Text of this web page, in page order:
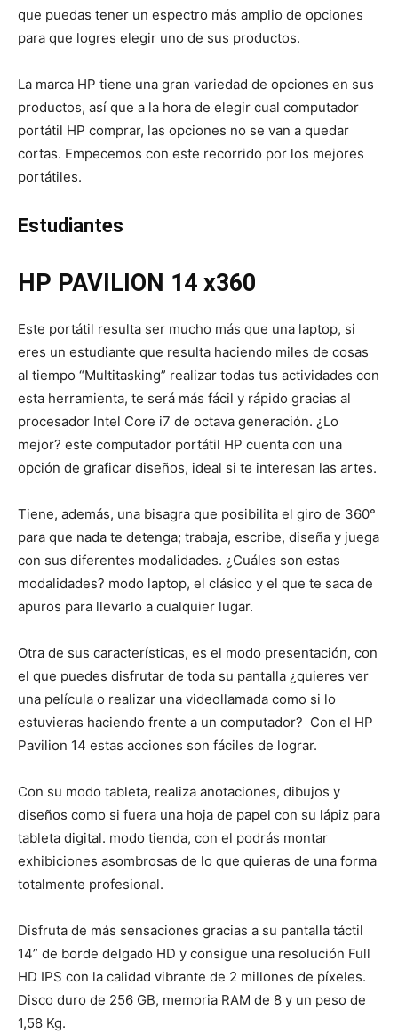
que puedas tener un espectro más amplio de opciones
para que logres elegir uno de sus productos.
La marca HP tiene una gran variedad de opciones en sus
productos, así que a la hora de elegir cual computador
portátil HP comprar, las opciones no se van a quedar
cortas. Empecemos con este recorrido por los mejores
portátiles.
Estudiantes
HP PAVILION 14 x360
Este portátil resulta ser mucho más que una laptop, si
eres un estudiante que resulta haciendo miles de cosas
al tiempo “Multitasking” realizar todas tus actividades con
esta herramienta, te será más fácil y rápido gracias al
procesador Intel Core i7 de octava generación. ¿Lo
mejor? este computador portátil HP cuenta con una
opción de graficar diseños, ideal si te interesan las artes.
Tiene, además, una bisagra que posibilita el giro de 360°
para que nada te detenga; trabaja, escribe, diseña y juega
con sus diferentes modalidades. ¿Cuáles son estas
modalidades? modo laptop, el clásico y el que te saca de
apuros para llevarlo a cualquier lugar.
Otra de sus características, es el modo presentación, con
el que puedes disfrutar de toda su pantalla ¿quieres ver
una película o realizar una videollamada como si lo
estuvieras haciendo frente a un computador? Con el HP
Pavilion 14 estas acciones son fáciles de lograr.
Con su modo tableta, realiza anotaciones, dibujos y
diseños como si fuera una hoja de papel con su lápiz para
tableta digital. modo tienda, con el podrás montar
exhibiciones asombrosas de lo que quieras de una forma
totalmente profesional.
Disfruta de más sensaciones gracias a su pantalla táctil
14” de borde delgado HD y consigue una resolución Full
HD IPS con la calidad vibrante de 2 millones de píxeles.
Disco duro de 256 GB, memoria RAM de 8 y un peso de
1,58 Kg.